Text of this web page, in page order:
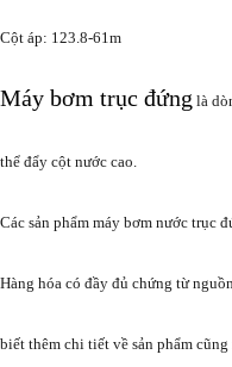
Cột áp: 123.8-61m
Máy bơm trục đứng là
thể đẩy cột nước cao.
Các sản phẩm máy bơm nước trục
Hàng hóa có đầy đủ chứng từ
biết thêm chi tiết về sản phẩm